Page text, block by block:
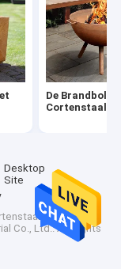
De Brandbol
Cortenstaal
Desktop
Site
China
Co., Ltd.. All Rights